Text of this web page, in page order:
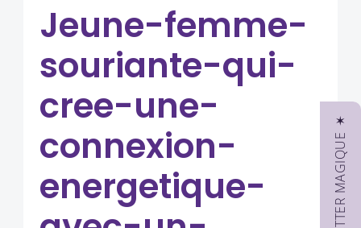
Jeune-femme-
souriante-qui-
cree-une-
connexion-
energetique-